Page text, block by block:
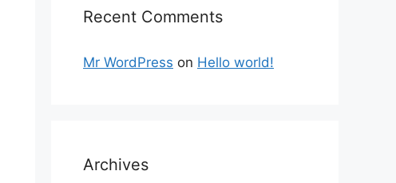
Recent Comments
Mr WordPress on Hello world!
Archives